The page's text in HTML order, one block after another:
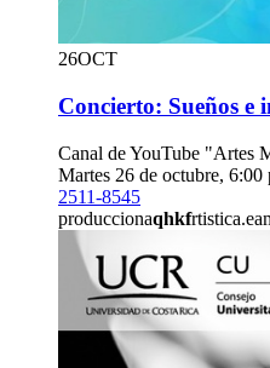
26OCT
Concierto: Sueños
Canal de YouTube "Artes
Martes 26 de octubre, 6:00
2511-8545
produccionaqhkf